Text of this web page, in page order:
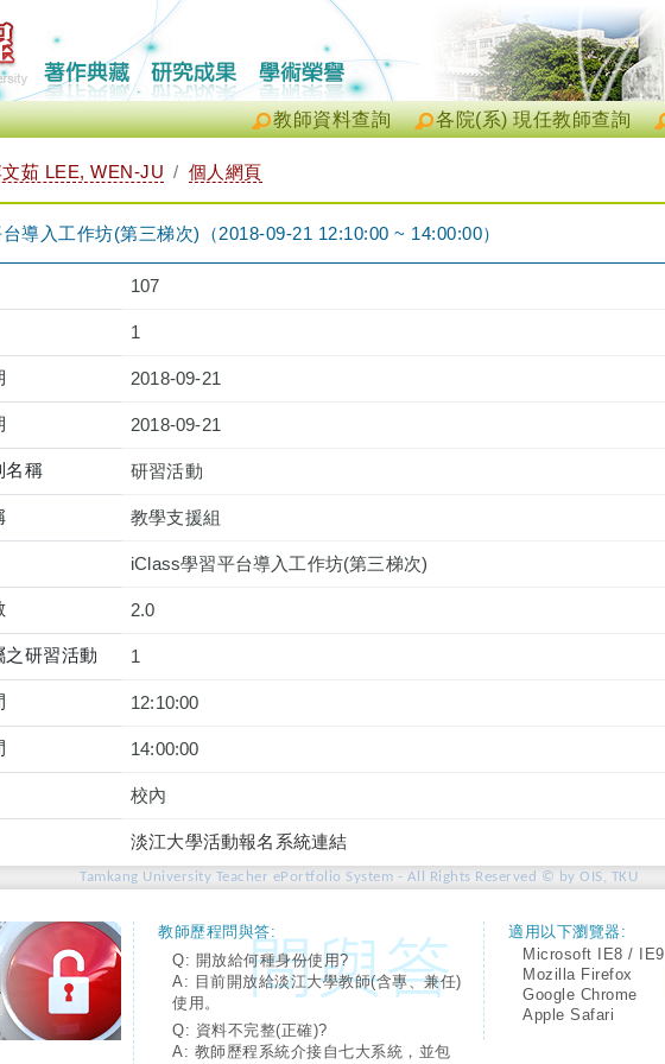
各院(系) 現任教師查詢
教師資料查詢
茹 LEE, WEN-JU 個人網頁
導入工作坊(第三梯次)（2018-09-21 12:10:00 ~ 14:00:00）
107
1
2018-09-21
2018-09-21
名稱 研習活動
教學支援組
iClass學習平台導入工作坊(第三梯次)
2.0
研習活動 1
12:10:00
14:00:00
校內
淡江大學活動報名系統連結
Tamkang University Teacher ePortfolio System - All Rights Reserved © by OIS, TKU
教師歷程問與答:
Q: 開放給何種身份使用?
A: 目前開放給淡江大學教師(含專、兼任)
使用。
Q: 資料不完整(正確)?
A: 教師歷程系統介接自七大系統，並包
適用以下瀏覽器:
Microsoft IE8 / IE9
Mozilla Firefox
Google Chrome
Apple Safari